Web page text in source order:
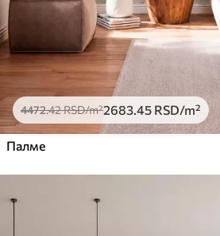
4472.42RSD/m²2683.45 RSD/m²
Палме